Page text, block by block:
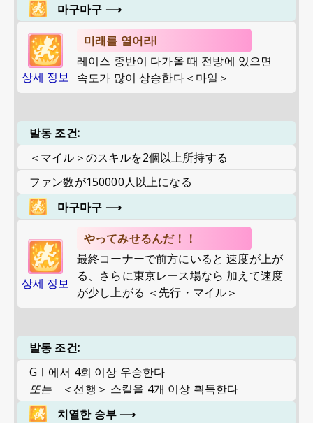
마구마구 ⟶
상세 정보
미래를 열어라!
레이스 종반이 다가올 때 전방에 있으면
속도가 많이 상승한다＜마일＞
발동 조건:
＜マイル＞のスキルを2個以上所持する
ファン数が150000人以上になる
마구마구 ⟶
상세 정보
やってみせるんだ！！
最終コーナーで前方にいると 速度が上が
る、さらに東京レース場なら 加えて速度
が少し上がる ＜先行・マイル＞
발동 조건:
GⅠ에서 4회 이상 우승한다
또는
＜선행＞ 스킬을 4개 이상 획득한다
치열한 승부 ⟶